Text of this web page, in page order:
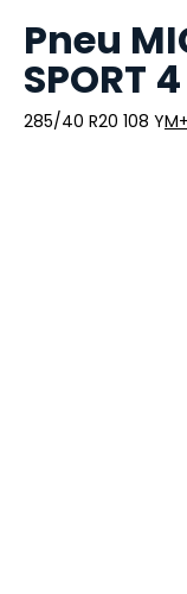
Pneu
SPORT
285/40 R20 108 Y